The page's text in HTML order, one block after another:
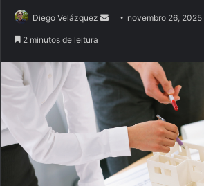
Diego Velázquez
Mande
mail
novembro 26, 2025
2 minutos de leitura